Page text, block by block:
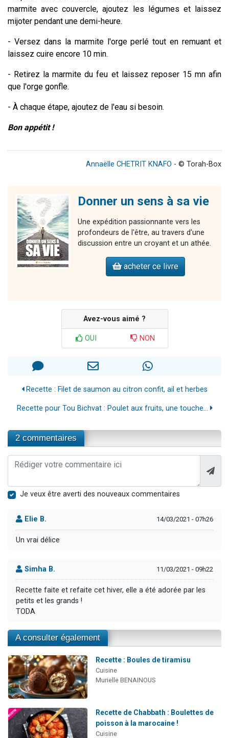
marmite avec couvercle, ajoutez les légumes et laissez
mijoter pendant une demi-heure.
- Versez dans la marmite l'orge perlé tout en remuant et
laissez cuire encore 10 min.
- Retirez la marmite du feu et laissez reposer 15 mn afin
que l'orge gonfle.
- À chaque étape, ajoutez de l'eau si besoin.
Bon appétit !
Annaëlle CHETRIT KNAFO - © Torah-Box
Donner un sens à sa vie
Une expédition passionnante vers les
profondeurs de l'être, au travers d'une
discussion entre un croyant et un athée.
acheter ce livre
Avez-vous aimé ?
OUI NON
Recette : Filet de saumon au citron confit, ail et herbes
Recette pour Tou Bichvat : Poulet aux fruits, une touche...
2 commentaires
Je veux être averti des nouveaux commentaires
Elie B. 14/03/2021 - 07h26
Un vrai délice
Simha B. 11/03/2021 - 09h22
Recette faite et refaite cet hiver, elle a été adorée par les
petits et les grands !
TODA
A consulter également
Recette : Boules de tiramisu
Cuisine
Murielle BENAINOUS
Recette de Chabbath : Boulettes de
poisson à la marocaine !
Cuisine